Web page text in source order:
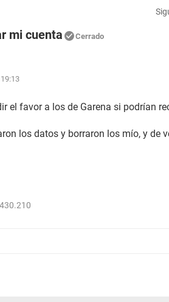
mi cuenta Cerrado
el favor a los de Garena si podrían
los datos y borraron los mío, y de